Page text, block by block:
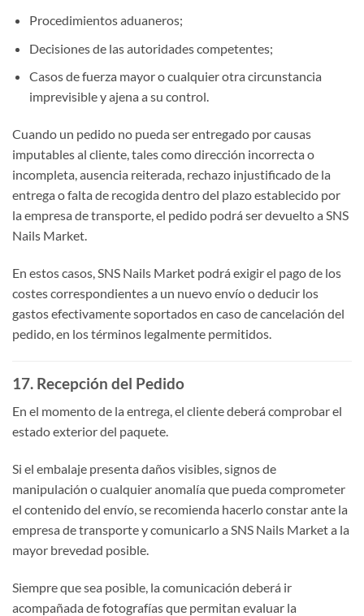
Procedimientos aduaneros;
Decisiones de las autoridades competentes;
Casos de fuerza mayor o cualquier otra circunstancia
imprevisible y ajena a su control.
Cuando un pedido no pueda ser entregado por causas
imputables al cliente, tales como dirección incorrecta o
incompleta, ausencia reiterada, rechazo injustificado de la
entrega o falta de recogida dentro del plazo establecido por
la empresa de transporte, el pedido podrá ser devuelto a SNS
Nails Market.
En estos casos, SNS Nails Market podrá exigir el pago de los
costes correspondientes a un nuevo envío o deducir los
gastos efectivamente soportados en caso de cancelación del
pedido, en los términos legalmente permitidos.
17. Recepción del Pedido
En el momento de la entrega, el cliente deberá comprobar el
estado exterior del paquete.
Si el embalaje presenta daños visibles, signos de
manipulación o cualquier anomalía que pueda comprometer
el contenido del envío, se recomienda hacerlo constar ante la
empresa de transporte y comunicarlo a SNS Nails Market a la
mayor brevedad posible.
Siempre que sea posible, la comunicación deberá ir
acompañada de fotografías que permitan evaluar la